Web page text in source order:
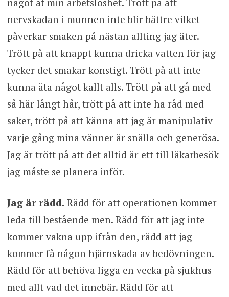
nervskadan i munnen inte blir bättre vilket
påverkar smaken på nästan allting jag äter.
Trött på att knappt kunna dricka vatten för jag
tycker det smakar konstigt. Trött på att inte
kunna äta något kallt alls. Trött på att gå med
så här långt hår, trött på att inte ha råd med
saker, trött på att känna att jag är manipulativ
varje gång mina vänner är snälla och generösa.
Jag är trött på att det alltid är ett till läkarbesök
jag måste se planera inför.
Jag är rädd. Rädd för att operationen kommer
leda till bestående men. Rädd för att jag inte
kommer vakna upp ifrån den, rädd att jag
kommer få någon hjärnskada av bedövningen.
Rädd för att behöva ligga en vecka på sjukhus
med allt vad det innebär. Rädd för att